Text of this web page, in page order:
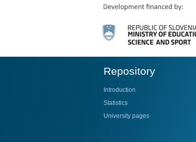
Repository
Introduction
Statistics
University pages